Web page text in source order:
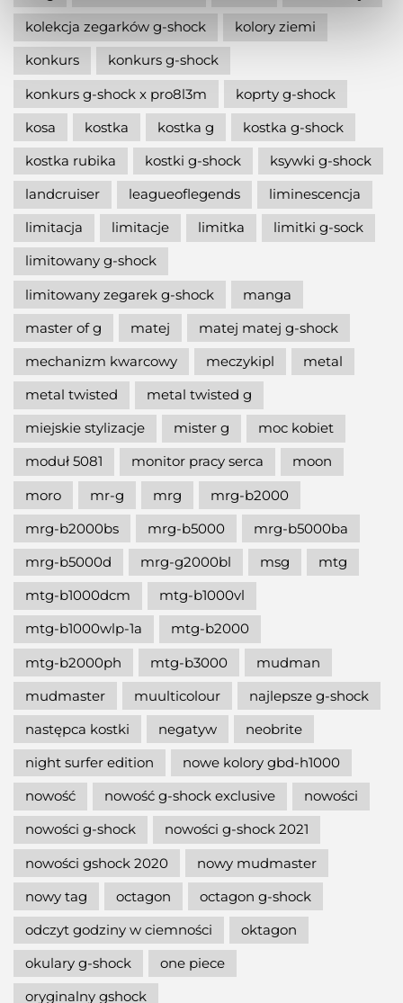
kolekcja zegarków g-shock
kolory ziemi
konkurs
konkurs g-shock
konkurs g-shock x pro8l3m
koprty g-shock
kosa
kostka kostka g
kostka g-shock
kostka rubika
kostki g-shock
ksywki g-shock
landcruiser
leagueoflegends
liminescencja
limitacja
limitacje limitka
limitki g-sock
limitowany g-shock
limitowany zegarek g-shock
manga
master of g
matej
matej matej g-shock
mechanizm kwarcowy
meczykipl
metal
metal twisted
metal twisted g
miejskie stylizacje
mister g
moc kobiet
moduł 5081
monitor pracy serca
moon
moro
mr-g mrg
mrg-b2000
mrg-b2000bs
mrg-b5000
mrg-b5000ba
mrg-b5000d
mrg-g2000bl msg
mtg
mtg-b1000dcm
mtg-b1000vl
mtg-b1000wlp-1a
mtg-b2000
mtg-b2000ph
mtg-b3000
mudman
mudmaster
muulticolour
najlepsze g-shock
następca kostki
negatyw
neobrite
night surfer edition
nowe kolory gbd-h1000
nowość
nowość g-shock exclusive
nowości
nowości g-shock
nowości g-shock 2021
nowości gshock 2020
nowy mudmaster
nowy tag
octagon
octagon g-shock
odczyt godziny w ciemności
oktagon
okulary g-shock
one piece
oryginalny gshock